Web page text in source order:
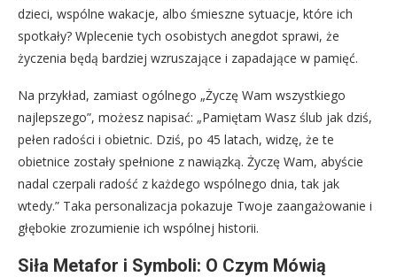
dzieci, wspólne wakacje, albo śmieszne sytuacje, które ich
spotkały? Wplecenie tych osobistych anegdot sprawi, że
życzenia będą bardziej wzruszające i zapadające w pamięć.
Na przykład, zamiast ogólnego „Życzę Wam wszystkiego
najlepszego”, możesz napisać: „Pamiętam Wasz ślub jak dziś,
pełen radości i obietnic. Dziś, po 45 latach, widzę, że te
obietnice zostały spełnione z nawiązką. Życzę Wam, abyście
nadal czerpali radość z każdego wspólnego dnia, tak jak
wtedy.” Taka personalizacja pokazuje Twoje zaangażowanie i
głębokie zrozumienie ich wspólnej historii.
Siła Metafor i Symboli: O Czym Mówią